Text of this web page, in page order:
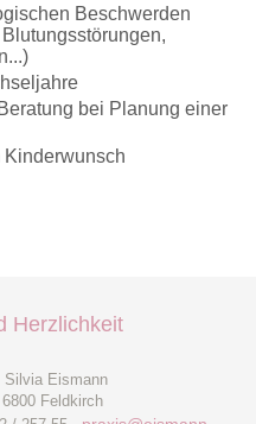
Beschwerden
bei Planung einer
Kinderwunsch
Herzlichkeit
Silvia Eismann
Feldkirch